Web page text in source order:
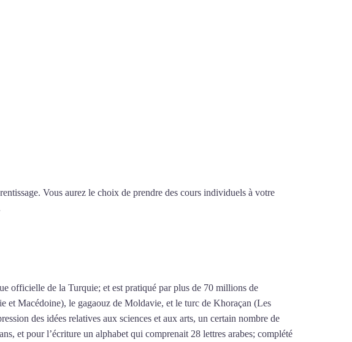
Vous aurez le choix de prendre des cours individuels à votre
officielle de la Turquie; et est pratiqué par plus de 70 millions de
et Macédoine), le gagaouz de Moldavie, et le turc de Khoraçan (Les
des idées relatives aux sciences et aux arts, un certain nombre de
et pour l’écriture un alphabet qui comprenait 28 lettres arabes; complété